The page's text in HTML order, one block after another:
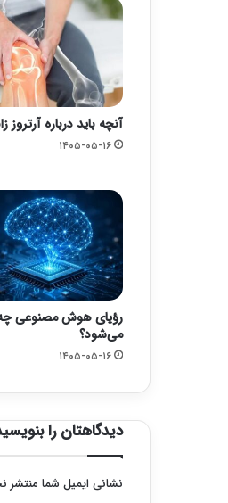
آنچه باید درباره آرتروز
۱۴۰۵-۰۵-۱۶
رؤیای هوش مصنوعی چه
می‌شود؟
۱۴۰۵-۰۵-۱۶
دیدگاهتان را
نشانی ایمیل شما منتشر